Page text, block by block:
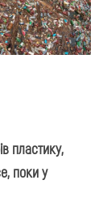
пластику,
поки у